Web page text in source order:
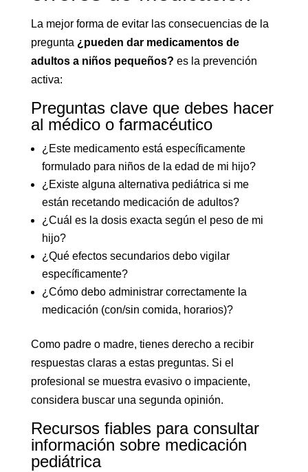
La mejor forma de evitar las consecuencias de la
pregunta ¿pueden dar medicamentos de
adultos a niños pequeños? es la prevención
activa:
Preguntas clave que debes hacer
al médico o farmacéutico
¿Este medicamento está específicamente
formulado para niños de la edad de mi hijo?
¿Existe alguna alternativa pediátrica si me
están recetando medicación de adultos?
¿Cuál es la dosis exacta según el peso de mi
hijo?
¿Qué efectos secundarios debo vigilar
específicamente?
¿Cómo debo administrar correctamente la
medicación (con/sin comida, horarios)?
Como padre o madre, tienes derecho a recibir
respuestas claras a estas preguntas. Si el
profesional se muestra evasivo o impaciente,
considera buscar una segunda opinión.
Recursos fiables para consultar
información sobre medicación
pediátrica